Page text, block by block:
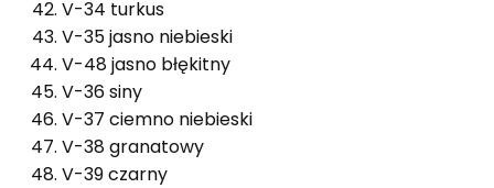
V-34 turkus
V-35 jasno niebieski
V-48 jasno błękitny
V-36 siny
V-37 ciemno niebieski
V-38 granatowy
V-39 czarny